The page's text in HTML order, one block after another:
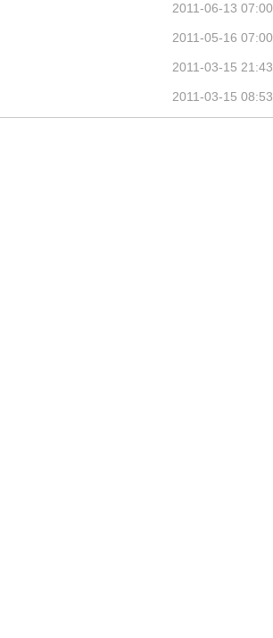
2011-06-13 07:00
2011-05-16 07:00
2011-03-15 21:43
2011-03-15 08:53